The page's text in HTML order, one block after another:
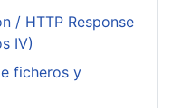
/ HTTP Response
IV)
ficheros y